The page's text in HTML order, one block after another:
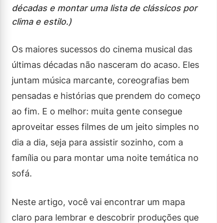
décadas e montar uma lista de clássicos por
clima e estilo.)
Os maiores sucessos do cinema musical das
últimas décadas não nasceram do acaso. Eles
juntam música marcante, coreografias bem
pensadas e histórias que prendem do começo
ao fim. E o melhor: muita gente consegue
aproveitar esses filmes de um jeito simples no
dia a dia, seja para assistir sozinho, com a
família ou para montar uma noite temática no
sofá.
Neste artigo, você vai encontrar um mapa
claro para lembrar e descobrir produções que